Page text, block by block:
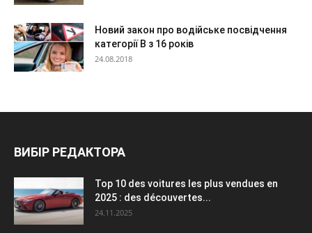
Новий закон про водійське посвідчення
категорії В з 16 років
24.08.2018
ВИБІР РЕДАКТОРА
Top 10 des voitures les plus vendues en
2025 : des découvertes...
24.11.2025